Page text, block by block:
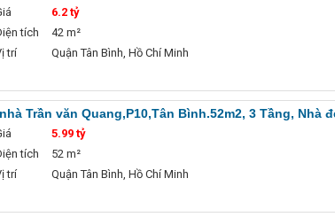
6.2 tỷ
tích
42 m²
trí
Quận Tân Bình, Hồ Chí Minh
Trần văn Quang,P10,Tân Bình.52m2, 3 Tầng, Nhà
5.99 tỷ
tích
52 m²
trí
Quận Tân Bình, Hồ Chí Minh